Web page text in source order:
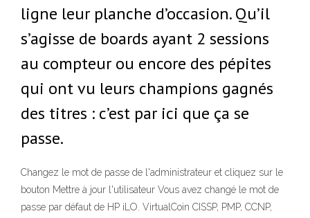
ligne leur planche d’occasion. Qu’il
s’agisse de boards ayant 2 sessions
au compteur ou encore des pépites
qui ont vu leurs champions gagnés
des titres : c’est par ici que ça se
passe.
Changez le mot de passe de l'administrateur et cliquez sur le
bouton Mettre à jour l'utilisateur Vous avez changé le mot de
passe par défaut de HP iLO. VirtualCoin CISSP, PMP, CCNP,